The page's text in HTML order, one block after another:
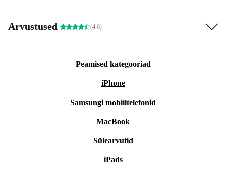
Arvustused (4.6)
Peamised kategooriad
iPhone
Samsungi mobiiltelefonid
MacBook
Sülearvutid
iPads